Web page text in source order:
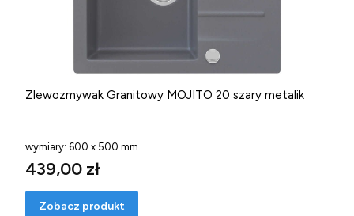
Zlewozmywak Granitowy MOJITO 20 szary metalik
wymiary: 600 x 500 mm
439,00 zł
Zobacz produkt